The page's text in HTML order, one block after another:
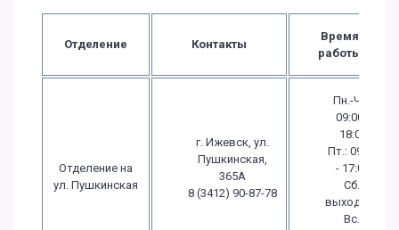
Отделение Контакты
Время
работы
Отделение на
ул. Пушкинская
г. Ижевск, ул.
Пушкинская,
365А
8 (3412) 90-87-78
Пн.-Чт.:
09:00 -
18:00
Пт.: 09:00
- 17:00
Сб.:
выходной
Вс.: